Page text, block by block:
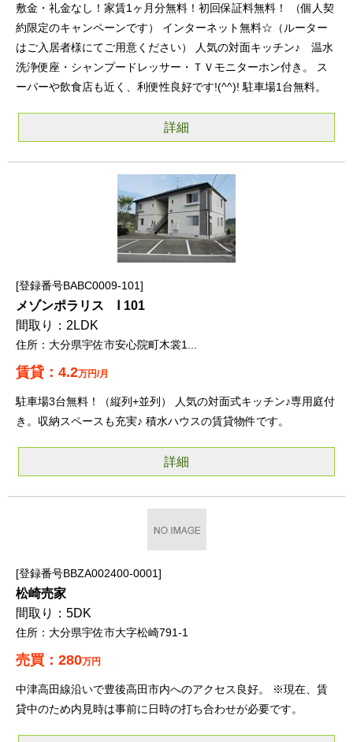
敷金・礼金なし！家賃1ヶ月分無料！初回保証料無料！ （個人契
約限定のキャンペーンです） インターネット無料☆（ルーター
はご入居者様にてご用意ください） 人気の対面キッチン♪ 温水
洗浄便座・シャンプードレッサー・ＴＶモニターホン付き。 ス
ーパーや飲食店も近く、利便性良好です!(^^)! 駐車場1台無料。
詳細
登録番号BABC0009-101
メゾンポラリス Ⅰ 101
2LDK
大分県宇佐市安心院町木裳1...
4.2万円/月
駐車場3台無料！（縦列+並列） 人気の対面式キッチン♪専用庭付
き。収納スペースも充実♪ 積水ハウスの賃貸物件です。
詳細
登録番号BBZA002400-0001
松崎売家
5DK
大分県宇佐市大字松崎791-1
280万円
中津高田線沿いで豊後高田市内へのアクセス良好。 ※現在、賃
貸中のため内見時は事前に日時の打ち合わせが必要です。